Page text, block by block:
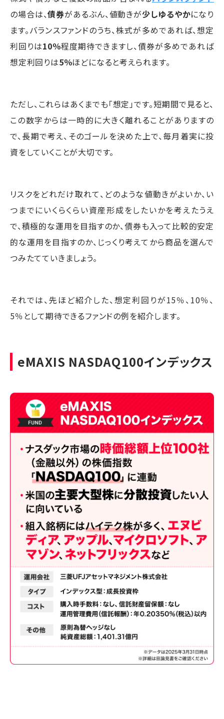
の場合は、債券があるぶん、値動きが少しゆるやかになり
ます。バランスファンドのうち、株式が多めであれば、想定
利回りは10％程度期待できますし、債券が多めであれば
想定利回りは5％ほどになると考えられます。
ただし、これらはあくまでも「想定」です。短期間で見ると、
この数字からは一時的に大きく離れることがありますの
で、長期で考え、そのゴールを決めた上で、毎月着実に投
資をしていくことが大切です。
リスクをどれだけ取れて、どのような値動きがよいか、い
つまでにいくらくらい資産形成をしたいかを考えたうえ
で、積極的な運用を目指すのか、債券も入って比較的安定
的な運用を目指すのか、じっくり考えてから商品を選んで
つみたてていきましょう。
それでは、先ほど紹介した、想定利回りが15％、10％、
5％として期待できるファンドの例を紹介します。
eMAXIS NASDAQ100インデックス